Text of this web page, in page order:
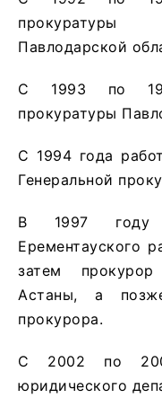
прокуратуры
Павлодарской
С 1993 по
прокуратуры
С 1994 года
Генеральной
В 1997 году
Ерементауского
затем
Астаны, а
прокурора.
С 2002 по
юридического